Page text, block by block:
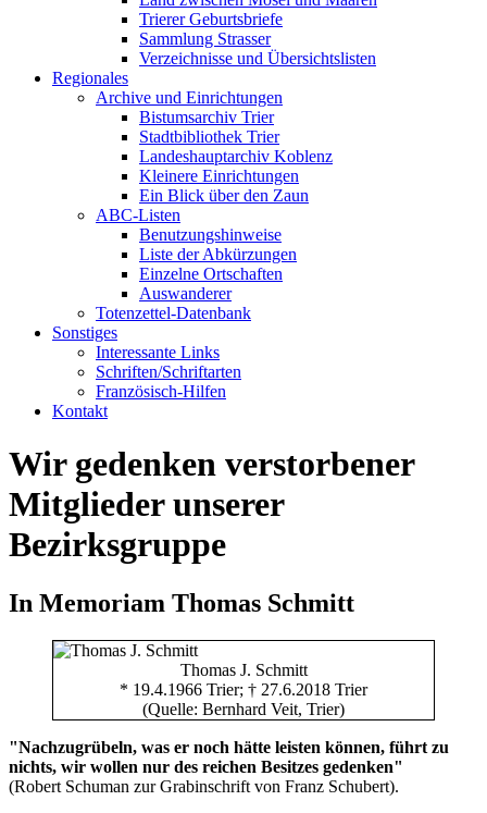
Trierer Geburtsbriefe
Sammlung Strasser
Verzeichnisse und Übersichtslisten
Regionales
Archive und Einrichtungen
Bistumsarchiv Trier
Stadtbibliothek Trier
Landeshauptarchiv Koblenz
Kleinere Einrichtungen
Ein Blick über den Zaun
ABC-Listen
Benutzungshinweise
Liste der Abkürzungen
Einzelne Ortschaften
Auswanderer
Totenzettel-Datenbank
Sonstiges
Interessante Links
Schriften/Schriftarten
Französisch-Hilfen
Kontakt
Wir gedenken verstorbener
Mitglieder unserer
Bezirksgruppe
In Memoriam Thomas Schmitt
Thomas J. Schmitt
* 19.4.1966 Trier; † 27.6.2018 Trier
(Quelle: Bernhard Veit, Trier)
"Nachzugrübeln, was er noch hätte leisten können, führt zu
nichts, wir wollen nur des reichen Besitzes gedenken"
(Robert Schuman zur Grabinschrift von Franz Schubert).